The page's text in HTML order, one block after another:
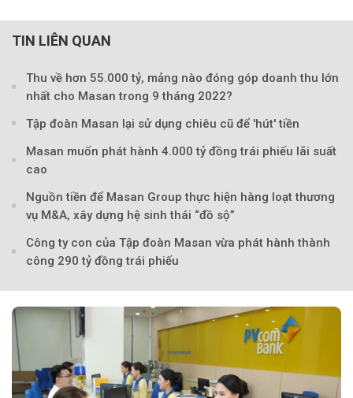
TIN LIÊN QUAN
Thu về hơn 55.000 tỷ, mảng nào đóng góp doanh thu lớn
nhất cho Masan trong 9 tháng 2022?
Tập đoàn Masan lại sử dụng chiêu cũ để 'hút' tiền
Masan muốn phát hành 4.000 tỷ đồng trái phiếu lãi suất
cao
Nguồn tiền để Masan Group thực hiện hàng loạt thương
vụ M&A, xây dựng hệ sinh thái “đồ sộ”
Công ty con của Tập đoàn Masan vừa phát hành thành
công 290 tỷ đồng trái phiếu